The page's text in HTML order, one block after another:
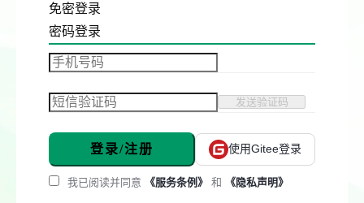
免密登录
密码登录
发送验证码
登录/注册 使用Gitee登录
我已阅读并同意 《服务条例》 和 《隐私声明》